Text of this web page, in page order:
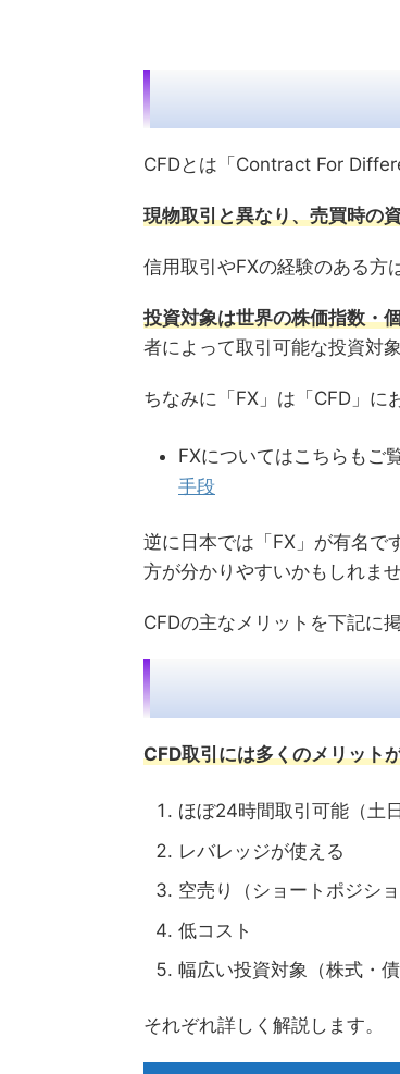
CFDとは「Contract For
現物取引と異なり、売買時の
信用取引やFXの経験のある方
投資対象は世界の株価指数・
者によって取引可能な投資対
ちなみに「FX」は「CFD」に
FXについてはこちらもご
手段
逆に日本では「FX」が有名で
方が分かりやすいかもしれませ
CFDの主なメリットを下記に
CFD取引には多くのメリット
ほぼ24時間取引可能（土
レバレッジが使える
空売り（ショートポジシ
低コスト
幅広い投資対象（株式・
それぞれ詳しく解説します。